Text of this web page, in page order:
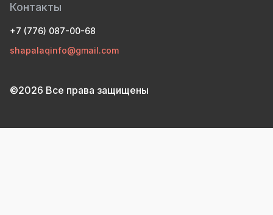
Контакты
+7 (776) 087-00-68
shapalaqinfo@gmail.com
©2026 Все права защищены